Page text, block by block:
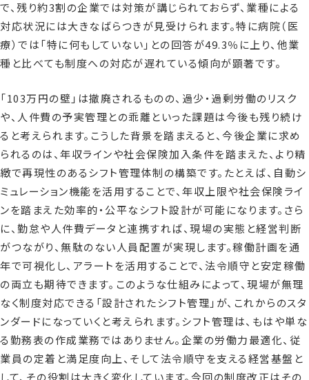
で、残り約3割の企業では対策が講じられておらず、業種による
対応状況には大きなばらつきが見受けられます。特に病院（医
療）では「特に何もしていない」との回答が49.3％に上り、他業
種と比べても制度への対応が遅れている傾向が顕著です。
「103万円の壁」は撤廃されるものの、過少・過剰労働のリスク
や、人件費の予実管理との乖離といった課題は今後も残り続け
ると考えられます。こうした背景を踏まえると、今後企業に求め
られるのは、年収ラインや社会保険加入条件を踏まえた、より精
緻で再現性のあるシフト管理体制の構築です。たとえば、自動シ
ミュレーション機能を活用することで、年収上限や社会保険ライ
ンを踏まえた効率的・公平なシフト設計が可能になります。さら
に、勤怠や人件費データと連携すれば、現場の実態と経営判断
がつながり、無駄のない人員配置が実現します。稼働計画を通
年で可視化し、アラートを活用することで、法令順守と安定稼働
の両立も期待できます｡このような仕組みによって、現場が無理
なく制度対応できる「設計されたシフト管理」が、これからのスタ
ンダードになっていくと考えられます。シフト管理は、もはや単な
る勤務表の作成業務ではありません。企業の労働力最適化、従
業員の定着と満足度向上、そして法令順守を支える経営基盤と
して、その役割は大きく変化しています。今回の制度改正はその